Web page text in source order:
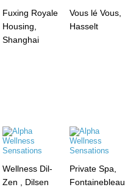
Fuxing Royale
Housing,
Shanghai
Vous lé Vous,
Hasselt
Wellness Dil-
Zen , Dilsen
Private Spa,
Fontainebleau